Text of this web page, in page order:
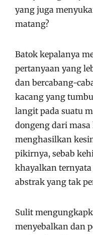
yang juga
matang?
Batok kepalanya
pertanyaan yang
dan bercabang-
kacang yang
langit pada suatu
dongeng dari
menghasilkan
pikirnya, sebab
khayalkan
abstrak yang tak
Sulit
menyebalkan dan